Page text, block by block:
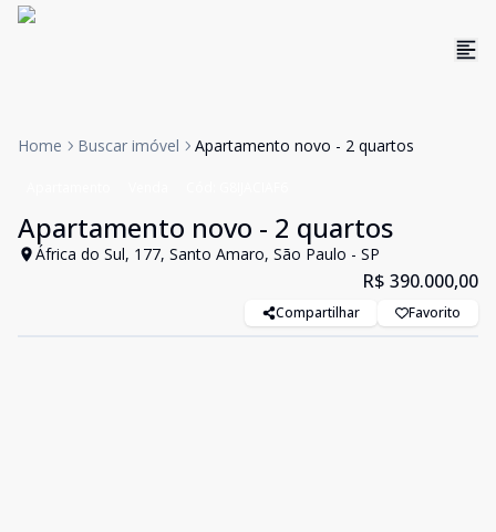
Home Buscar imóvel Apartamento novo - 2 quartos
Apartamento novo - 2 quartos
África do Sul, 177, Santo Amaro, São Paulo - SP
R$ 390.000,00
Compartilhar Favorito